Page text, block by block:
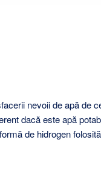
nevoii de apă de
dacă este apă
de hidrogen